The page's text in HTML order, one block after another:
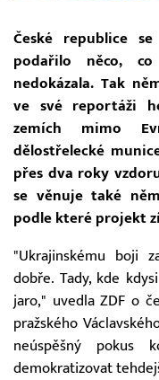
České republice
podařilo něco,
nedokázala. Tak
ve své reportáži
zemích mimo
dělostřelecké
přes dva roky
se věnuje také
podle které projekt
"Ukrajinskému boji
dobře. Tady, kde
jaro," uvedla ZDF o
pražského
neúspěšný pokus
demokratizovat